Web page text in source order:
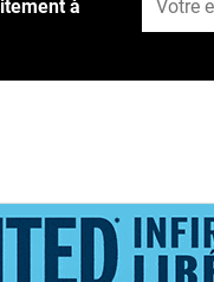
à
ACCUEIL